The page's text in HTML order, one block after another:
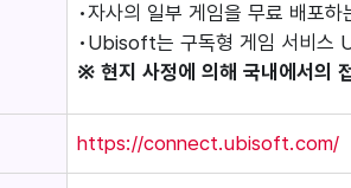
자사의 일부 게임을 무료 배포
Ubisoft는 구독형 게임 서비스
※ 현지 사정에 의해 국내에서의
https://connect.ubisoft.com/